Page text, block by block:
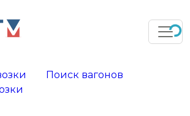
Поиск вагонов